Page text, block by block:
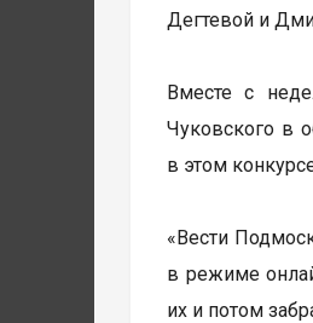
Дегтевой и
Вместе с
Чуковского в
в этом
«Вести
в режиме
их и потом